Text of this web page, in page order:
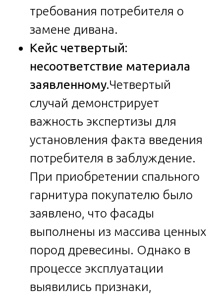
требования потребителя о
замене дивана.
Кейс четвертый:
несоответствие материала
заявленному.Четвертый
случай демонстрирует
важность экспертизы для
установления факта введения
потребителя в заблуждение.
При приобретении спального
гарнитура покупателю было
заявлено, что фасады
выполнены из массива ценных
пород древесины. Однако в
процессе эксплуатации
выявились признаки,